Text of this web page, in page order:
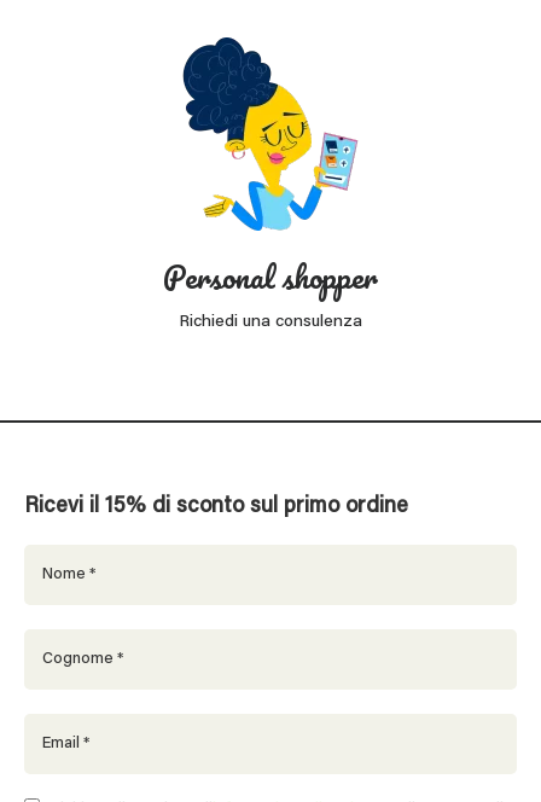
Personal shopper
Richiedi una consulenza
Ricevi il 15% di sconto sul primo ordine